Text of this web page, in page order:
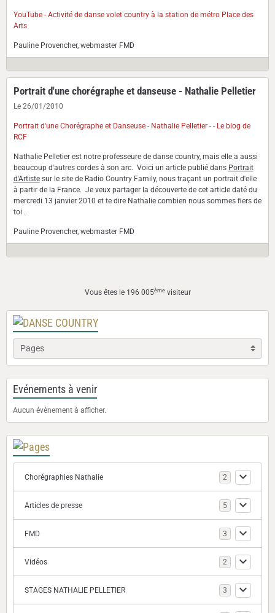
YouTube - Activité de danse volet country à la station de métro Place des
Arts
Pauline Provencher, webmaster FMD
Portrait d'une chorégraphe et danseuse - Nathalie Pelletier
Le 26/01/2010
Portrait d'une Chorégraphe et Danseuse - Nathalie Pelletier - - Le blog de
RCF
Nathalie Pelletier est notre professeure de danse country, mais elle a aussi
beaucoup d'autres cordes à son arc. Voici un article publié dans Portrait
d'Artistesur le site de Radio Country Family, nous traçant un portrait d'elle
à partir de la France. Je veux partager la découverte de cet article daté du
mercredi 13 janvier 2010 et te dire Nathalie combien nous sommes fiers de
toi .
Pauline Provencher, webmaster FMD
Vous êtes le 196 005èmevisiteur
Evénements à venir
Aucun évènement à afficher.
Chorégraphies Nathalie 2
Articles de presse 5
FMD 3
Vidéos 2
STAGES NATHALIE PELLETIER 3